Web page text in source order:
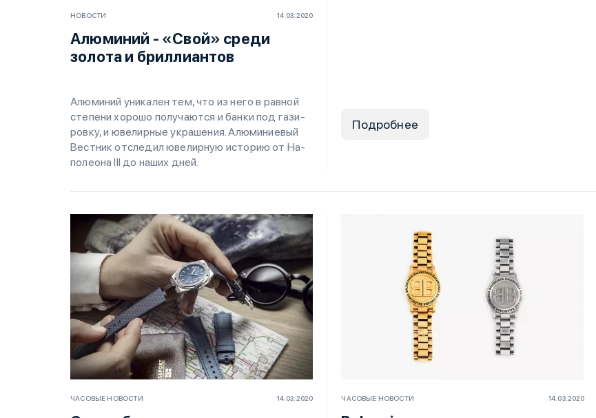
НОВОСТИ 14.03.2020
Алюминий - «Свой» среди
золота и бриллиантов
Алю­ми­ний уни­ка­лен тем, что из не­го в рав­ной
сте­пе­ни хо­ро­шо по­лу­ча­ют­ся и бан­ки под га­зи­
ро­в­ку, и юве­ли­р­ные укра­ше­ния. Алю­ми­ни­е­вый
Ве­ст­ник от­сле­дил юве­ли­р­ную ис­то­рию от На­
по­лео­на III до на­ших дней.
Подробнее
ЧАСОВЫЕ НОВОСТИ 14.03.2020 ЧАСОВЫЕ НОВОСТИ 14.03.2020